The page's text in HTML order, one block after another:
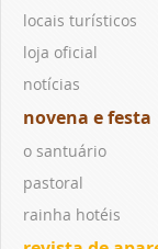
locais turísticos
loja oficial
notícias
novena e festa
o santuário
pastoral
rainha hotéis